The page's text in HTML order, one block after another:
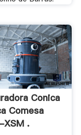
Conica
Comesa
XSM .